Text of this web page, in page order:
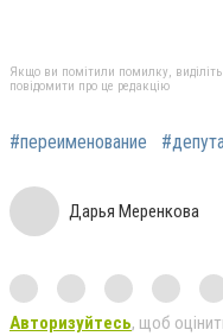
Якщо ви помітили помилку, виділіть
повідомити про це редакцію
#переименование
Дарья Меренкова
Авторизуйтесь, щоб